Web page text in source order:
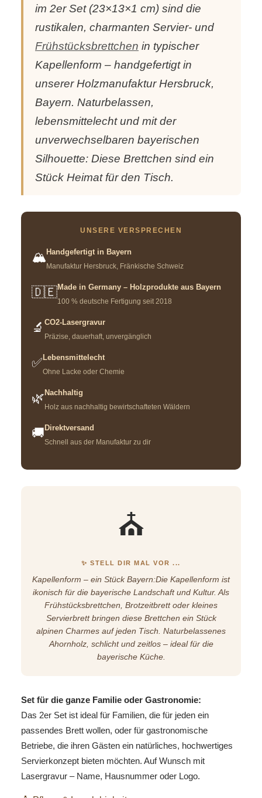
im 2er Set (23×13×1 cm) sind die
rustikalen, charmanten Servier- und
Frühstücksbrettchen in typischer
Kapellenform – handgefertigt in
unserer Holzmanufaktur Hersbruck,
Bayern. Naturbelassen,
lebensmittelecht und mit der
unverwechselbaren bayerischen
Silhouette: Diese Brettchen sind ein
Stück Heimat für den Tisch.
⛪
✨ STELL DIR MAL VOR ...
Kapellenform – ein Stück Bayern:Die Kapellenform ist
ikonisch für die bayerische Landschaft und Kultur. Als
Frühstücksbrettchen, Brotzeitbrett oder kleines
Servierbrett bringen diese Brettchen ein Stück
alpinen Charmes auf jeden Tisch. Naturbelassenes
Ahornholz, schlicht und zeitlos – ideal für die
bayerische Küche.
Set für die ganze Familie oder Gastronomie:
Das 2er Set ist ideal für Familien, die für jeden ein
passendes Brett wollen, oder für gastronomische
Betriebe, die ihren Gästen ein natürliches, hochwertiges
Servierkonzept bieten möchten. Auf Wunsch mit
Lasergravur – Name, Hausnummer oder Logo.
UNSERE VERSPRECHEN
🏔️ Handgefertigt in Bayern
Manufaktur Hersbruck, Fränkische Schweiz
🇩🇪Made in Germany – Holzprodukte aus Bayern
100 % deutsche Fertigung seit 2018
🔬 CO2-Lasergravur
Präzise, dauerhaft, unvergänglich
✅ Lebensmittelecht
Ohne Lacke oder Chemie
🌿 Nachhaltig
Holz aus nachhaltig bewirtschafteten Wäldern
🚚 Direktversand
Schnell aus der Manufaktur zu dir